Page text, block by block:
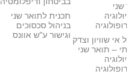
אי שוויון וצדק
– תואר שני
תכנית לתואר שני
בניהול סכסוכים
וגישור ע"ש אוונס